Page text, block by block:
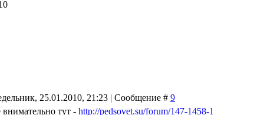
25.01.2010, 21:23 | Сообщение # 9
тут - http://pedsovet.su/forum/147-1458-1